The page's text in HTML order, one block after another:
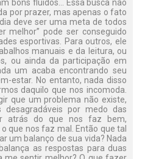
bons fluidos... Essa busca não
por prazer, mas apenas o fato
deve ser uma meta de todos
melhor” pode ser conseguido
esportivas. Para outros, ele
manuais e da leitura, ou
ou ainda da participação em
um acaba encontrando seu
estar. No entanto, nada disso
daquilo que nos incomoda.
que um problema não existe,
desagradáveis por medo das
atrás do que nos faz bem,
que nos faz mal. Então que tal
um balanço de sua vida? Nada
as respostas para duas